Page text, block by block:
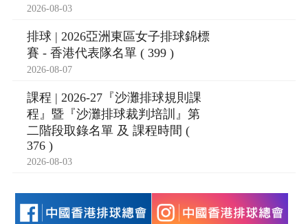
2026-08-03
排球 | 2026亞洲東區女子排球錦標
賽 - 香港代表隊名單 ( 399 )
2026-08-07
課程 | 2026-27『沙灘排球規則課
程』暨『沙灘排球裁判培訓』第
二階段取錄名單 及 課程時間 (
376 )
2026-08-03